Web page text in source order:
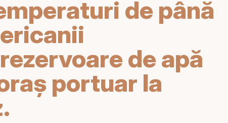
de până
de apă
portuar la